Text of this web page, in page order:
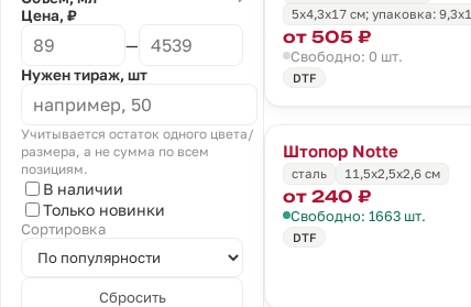
Цена, ₽
—
Нужен тираж, шт
Учитывается остаток одного цвета/
размера, а не сумма по всем
позициям.
В наличии
Только новинки
Сортировка
Сбросить
5х4,3х17 см; упаковка:
от 505 ₽
Свободно: 0 шт.
DTF
Штопор Notte
сталь
11,5х2,5х2,6 см
от 240 ₽
Свободно: 1663 шт.
DTF